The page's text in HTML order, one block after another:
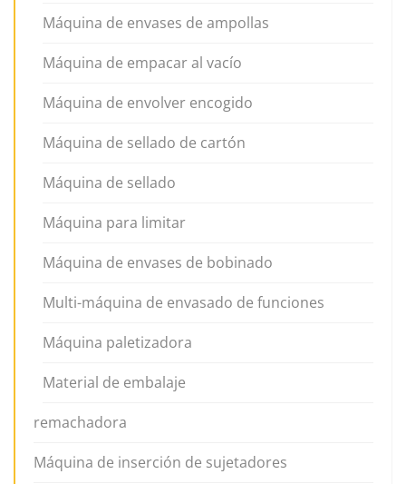
Máquina de envases de ampollas
Máquina de empacar al vacío
Máquina de envolver encogido
Máquina de sellado de cartón
Máquina de sellado
Máquina para limitar
Máquina de envases de bobinado
Multi-máquina de envasado de funciones
Máquina paletizadora
Material de embalaje
remachadora
Máquina de inserción de sujetadores